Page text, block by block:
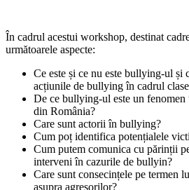
În cadrul acestui workshop, destinat
următoarele aspecte:
Ce este și ce nu este bullying-ul și
acțiunile de bullying în cadrul
De ce bullying-ul este un
din România?
Care sunt actorii în bullying?
Cum poț identifica potențialele
Cum putem comunica cu părinții
interveni în cazurile de bullyin?
Care sunt consecințele pe termen
asupra agresorilor?